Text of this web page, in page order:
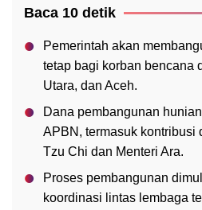
Baca 10 detik
Pemerintah akan
tetap bagi korban bencana
Utara, dan Aceh.
Dana pembangunan
APBN, termasuk kontribusi
Tzu Chi dan Menteri Ara.
Proses pembangunan
koordinasi lintas lembaga